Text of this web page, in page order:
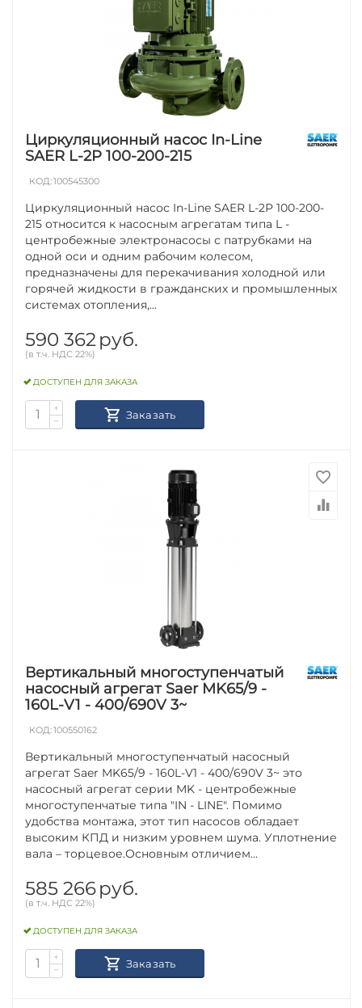
Циркуляционный насос In-Line
SAER L-2P 100-200-215
КОД:100545300
Циркуляционный насос In-Line SAER L-2P 100-200-
215 относится к насосным агрегатам типа L -
центробежные электронасосы с патрубками на
одной оси и одним рабочим колесом,
предназначены для перекачивания холодной или
горячей жидкости в гражданских и промышленных
системах отопления,...
590 362 руб.
(в т.ч. НДС 22%)
ДОСТУПЕН ДЛЯ ЗАКАЗА
+
−
Заказать
Вертикальный многоступенчатый
насосный агрегат Saer MK65/9 -
160L-V1 - 400/690V 3~
КОД:100550162
Вертикальный многоступенчатый насосный
агрегат Saer MK65/9 - 160L-V1 - 400/690V 3~ это
насосный агрегат серии MK - центробежные
многоступенчатые типа "IN - LINE". Помимо
удобства монтажа, этот тип насосов обладает
высоким КПД и низким уровнем шума. Уплотнение
вала – торцевое.Основным отличием...
585 266руб.
(в т.ч. НДС 22%)
ДОСТУПЕН ДЛЯ ЗАКАЗА
+
−
Заказать